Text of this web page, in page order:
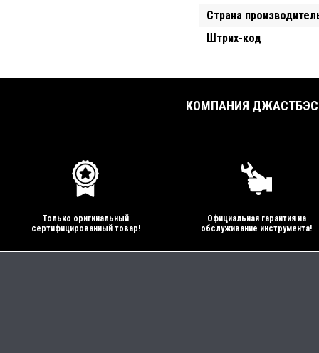
Страна
Штрих-код
КОМПАНИЯ
Только оригинальный
сертифицированный товар!
Официальная гарантия на
обслуживание инструмента!